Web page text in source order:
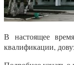
В настоящее
квалификации,